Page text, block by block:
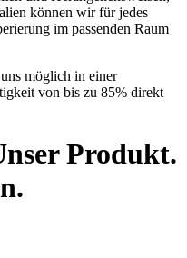
können wir für jedes
im passenden Raum
möglich in einer
von bis zu 85% direkt
Produkt.